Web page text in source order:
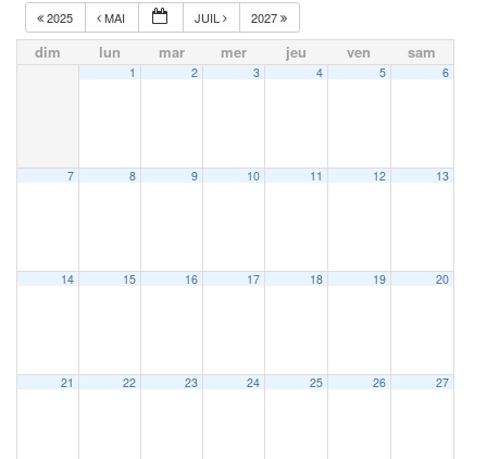
2025 MAI JUIL 2027
dim lun mar mer jeu ven sam
1 2 3 4 5 6
7 8 9 10 11 12 13
14 15 16 17 18 19 20
21 22 23 24 25 26 27